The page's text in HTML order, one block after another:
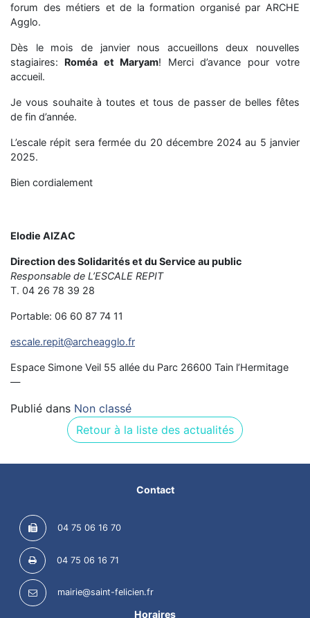
forum des métiers et de la formation organisé par ARCHE
Agglo.
Dès le mois de janvier nous accueillons deux nouvelles
stagiaires: Roméa et Maryam! Merci d’avance pour votre
accueil.
Je vous souhaite à toutes et tous de passer de belles fêtes
de fin d’année.
L’escale répit sera fermée du 20 décembre 2024 au 5 janvier
2025.
Bien cordialement
Elodie AIZAC
Direction des Solidarités et du Service au public
Responsable de L’ESCALE REPIT
T. 04 26 78 39 28
Portable: 06 60 87 74 11
escale.repit@archeagglo.fr
Espace Simone Veil 55 allée du Parc 26600 Tain l’Hermitage
—
Publié dans Non classé
Retour à la liste des actualités
Contact
04 75 06 16 70
04 75 06 16 71
mairie@saint-felicien.fr
Horaires